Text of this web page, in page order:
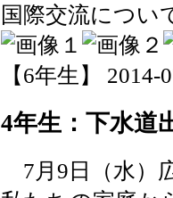
国際交流につい
【6年生】 2014-
4年生：下水道
7月9日（水）